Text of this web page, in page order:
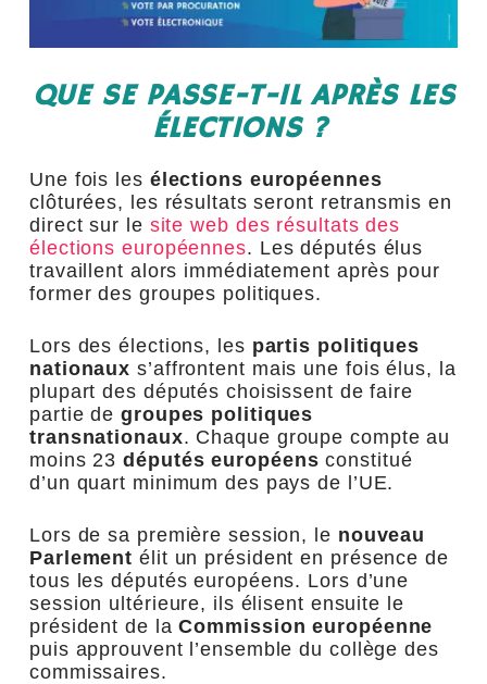
QUE SE PASSE-T-IL APRÈS LES
ÉLECTIONS ?
Une fois les élections européennes
clôturées, les résultats seront retransmis en
direct sur le site web des résultats des
élections européennes. Les députés élus
travaillent alors immédiatement après pour
former des groupes politiques.
Lors des élections, les partis politiques
nationaux s’affrontent mais une fois élus, la
plupart des députés choisissent de faire
partie degroupes politiques
transnationaux. Chaque groupe compte au
moins 23députés européens constitué
d’un quart minimum des pays de l’UE.
Lors de sa première session, le nouveau
Parlement élit un président en présence de
tous les députés européens. Lors d’une
session ultérieure, ils élisent ensuite le
président de laCommission européenne
puis approuvent l’ensemble du collège des
commissaires.